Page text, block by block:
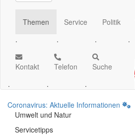
Themen
.
Service
.
Politik
.
.
Kontakt
.
Telefon
.
Suche
.
Coronavirus: Aktuelle Informationen
Umwelt und Natur
Servicetipps